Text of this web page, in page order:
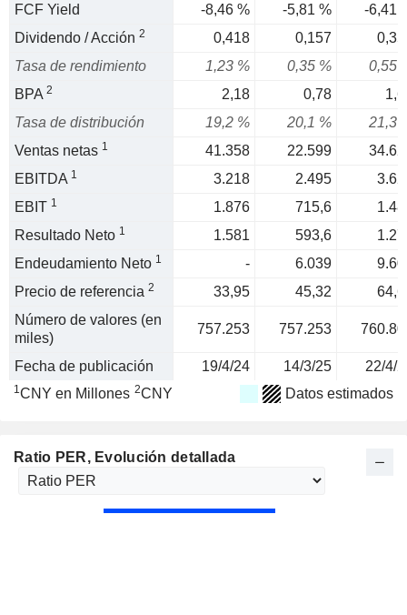
FCF Yield
-8,46 % -5,81 %
-6,41
Dividendo / Acción 2 0,418 0,157
Tasa de rendimiento
1,23 % 0,35 %
0,55
BPA 2 2,18 0,78
Tasa de distribución
19,2 % 20,1 %
21,3
Ventas netas 1 41.358 22.599
EBITDA 1 3.218 2.495
EBIT 1 1.876 715,6
Resultado Neto 1 1.581 593,6
Endeudamiento Neto 1 - 6.039
Precio de referencia 2 33,95 45,32
Número de valores (en
miles)
757.253 757.253
Fecha de publicación 19/4/24 14/3/25 22/4/
1CNY en Millones 2CNY Datos estimados
Ratio PER, Evolución detallada